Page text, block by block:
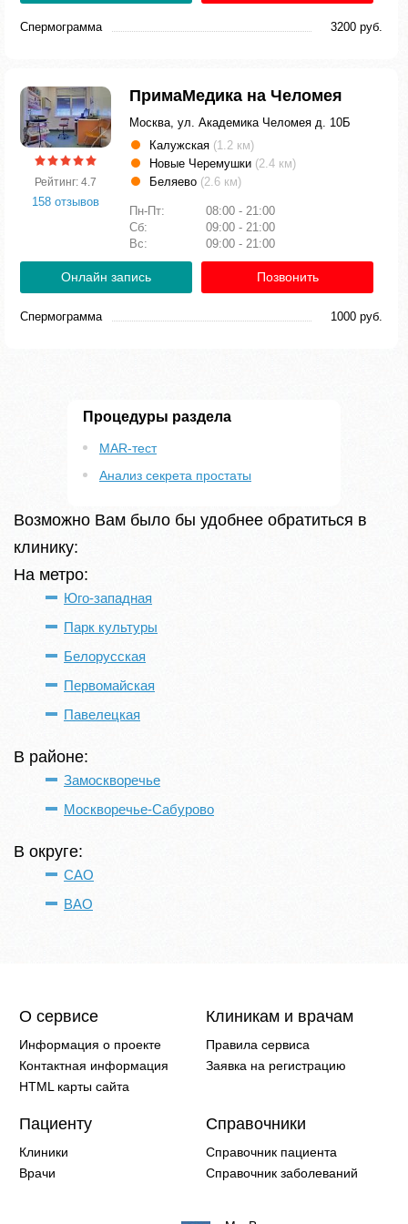
Спермограмма 3200 руб.
Рейтинг: 4.7
158 отзывов
ПримаМедика на Челомея
Москва, ул. Академика Челомея д. 10Б
Калужская (1.2 км)
Новые Черемушки (2.4 км)
Беляево (2.6 км)
Пн-Пт:
08:00 - 21:00
Сб:
09:00 - 21:00
Вс:
09:00 - 21:00
Онлайн запись Позвонить
Спермограмма 1000 руб.
Процедуры раздела
MAR-тест
Анализ секрета простаты
Возможно Вам было бы удобнее обратиться в
клинику:
На метро:
Юго-западная
Парк культуры
Белорусская
Первомайская
Павелецкая
В районе:
Замоскворечье
Москворечье-Сабурово
В округе:
САО
ВАО
О сервисе
Информация о проекте
Контактная информация
HTML карты сайта
Клиникам и врачам
Правила сервиса
Заявка на регистрацию
Пациенту
Клиники
Врачи
Справочники
Справочник пациента
Справочник заболеваний